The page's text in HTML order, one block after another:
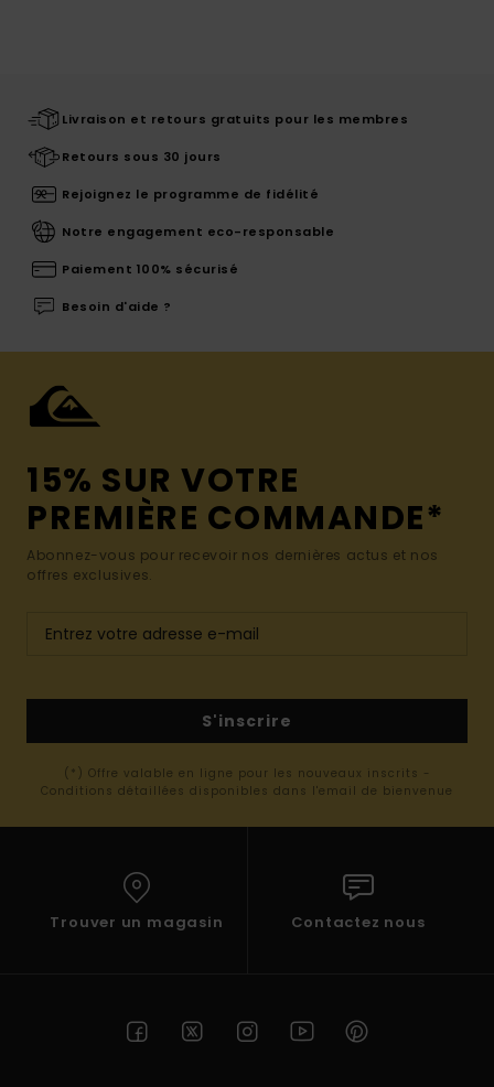
Livraison et retours gratuits pour les membres
Retours sous 30 jours
Rejoignez le programme de fidélité
Notre engagement eco-responsable
Paiement 100% sécurisé
Besoin d'aide ?
15% SUR VOTRE
PREMIÈRE COMMANDE*
Abonnez-vous pour recevoir nos dernières actus et nos
offres exclusives.
S'inscrire
(*) Offre valable en ligne pour les nouveaux inscrits -
Conditions détaillées disponibles dans l'email de bienvenue
Trouver un magasin Contactez nous